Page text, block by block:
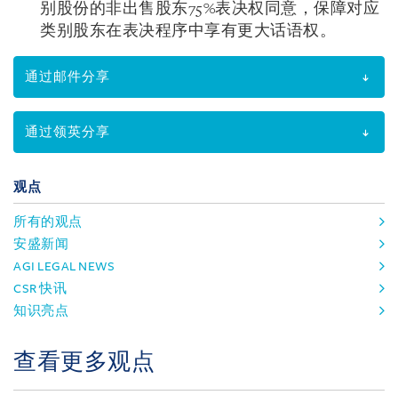
别股份的非出售股东75%表决权同意，保障对应
类别股东在表决程序中享有更大话语权。
通过邮件分享
通过领英分享
观点
所有的观点
安盛新闻
AGI LEGAL NEWS
CSR 快讯
知识亮点
查看更多观点